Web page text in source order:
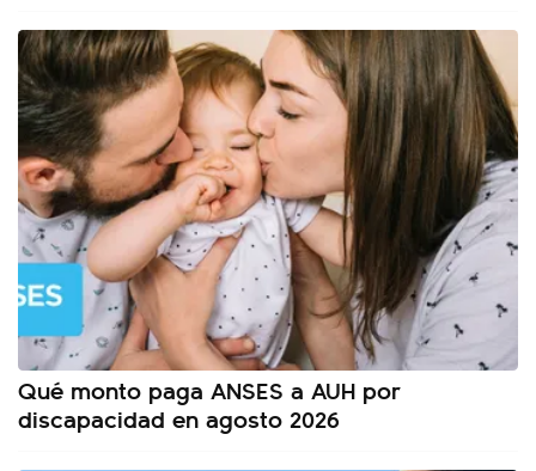
Qué monto paga ANSES a AUH por
discapacidad en agosto 2026